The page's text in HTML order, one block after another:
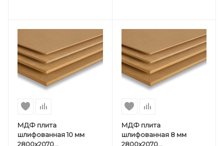
МДФ плита
шлифованная 10 мм
2800х2070
МДФ плита
шлифованная 8 мм
2800х2070